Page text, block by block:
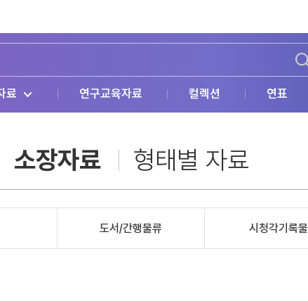
료 연구교육자료 컬렉션 연표
소장자료 형태별 자료
도서/간행물류 시청각기록물